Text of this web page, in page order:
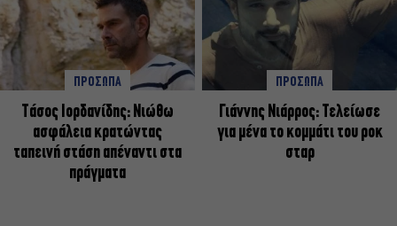
ΠΡΟΣΩΠΑ
Tάσος Ιορδανίδης: Νιώθω
ασφάλεια κρατώντας
ταπεινή στάση απέναντι στα
πράγματα
ΠΡΟΣΩΠΑ
Γιάννης Νιάρρος: Τελείωσε
για μένα το κομμάτι του ροκ
σταρ